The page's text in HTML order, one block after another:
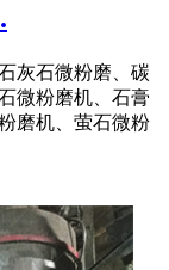
灰石微粉磨、碳
微粉磨机、石膏
磨机、萤石微粉